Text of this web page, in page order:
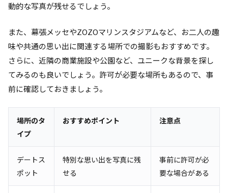
動的な写真が残せるでしょう。
また、幕張メッセやZOZOマリンスタジアムなど、お二人の趣
味や共通の思い出に関連する場所での撮影もおすすめです。
さらに、近隣の商業施設や公園など、ユニークな背景を探し
てみるのも良いでしょう。許可が必要な場所もあるので、事
前に確認しておきましょう。
場所のタ
イプ
おすすめポイント 注意点
デートス
ポット
特別な思い出を写真に残
せる
事前に許可が必
要な場合がある